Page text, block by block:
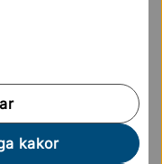
kakor
sommaren:
badsäsong.